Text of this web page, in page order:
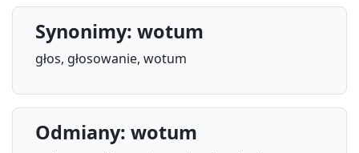
Synonimy: wotum
głos, głosowanie, wotum
Odmiany: wotum